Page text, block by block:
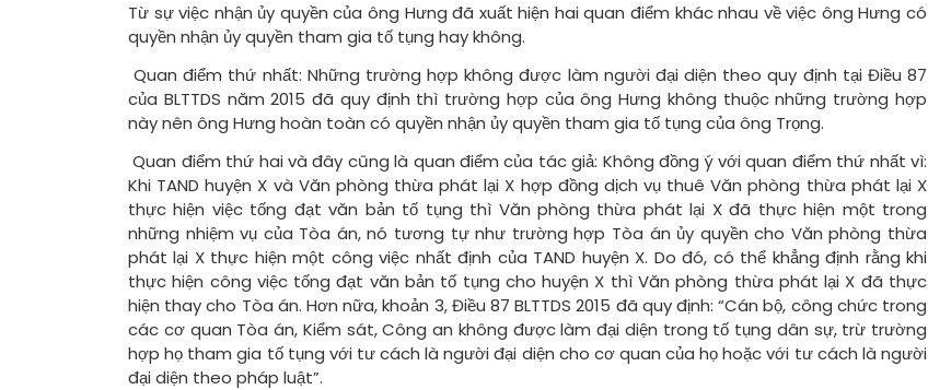
Từ sự việc nhận ủy quyền của ông Hưng đã xuất hiện hai quan điểm khác nhau về việc ông Hưng có
quyền nhận ủy quyền tham gia tố tụng hay không.
Quan điểm thứ nhất: Những trường hợp không được làm người đại diện theo quy định tại Điều 87
của BLTTDS năm 2015 đã quy định thì trường hợp của ông Hưng không thuộc những trường hợp
này nên ông Hưng hoàn toàn có quyền nhận ủy quyền tham gia tố tụng của ông Trọng.
Quan điểm thứ hai và đây cũng là quan điểm của tác giả: Không đồng ý với quan điểm thứ nhất vì:
Khi TAND huyện X và Văn phòng thừa phát lại X hợp đồng dịch vụ thuê Văn phòng thừa phát lại X
thực hiện việc tống đạt văn bản tố tụng thì Văn phòng thừa phát lại X đã thực hiện một trong
những nhiệm vụ của Tòa án, nó tương tự như trường hợp Tòa án ủy quyền cho Văn phòng thừa
phát lại X thực hiện một công việc nhất định của TAND huyện X. Do đó, có thể khẳng định rằng khi
thực hiện công việc tống đạt văn bản tố tụng cho huyện X thì Văn phòng thừa phát lại X đã thực
hiện thay cho Tòa án. Hơn nữa, khoản 3, Điều 87 BLTTDS 2015 đã quy định: “Cán bộ, công chức trong
các cơ quan Tòa án, Kiểm sát, Công an không được làm đại diện trong tố tụng dân sự, trừ trường
hợp họ tham gia tố tụng với tư cách là người đại diện cho cơ quan của họ hoặc với tư cách là người
đại diện theo pháp luật”.